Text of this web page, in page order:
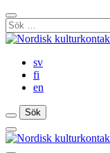
Gå
till
innehåll
Stäng
sökfält
Sök
efter:
sv
fi
en
Sök
Sök
Sök
Huvudmeny